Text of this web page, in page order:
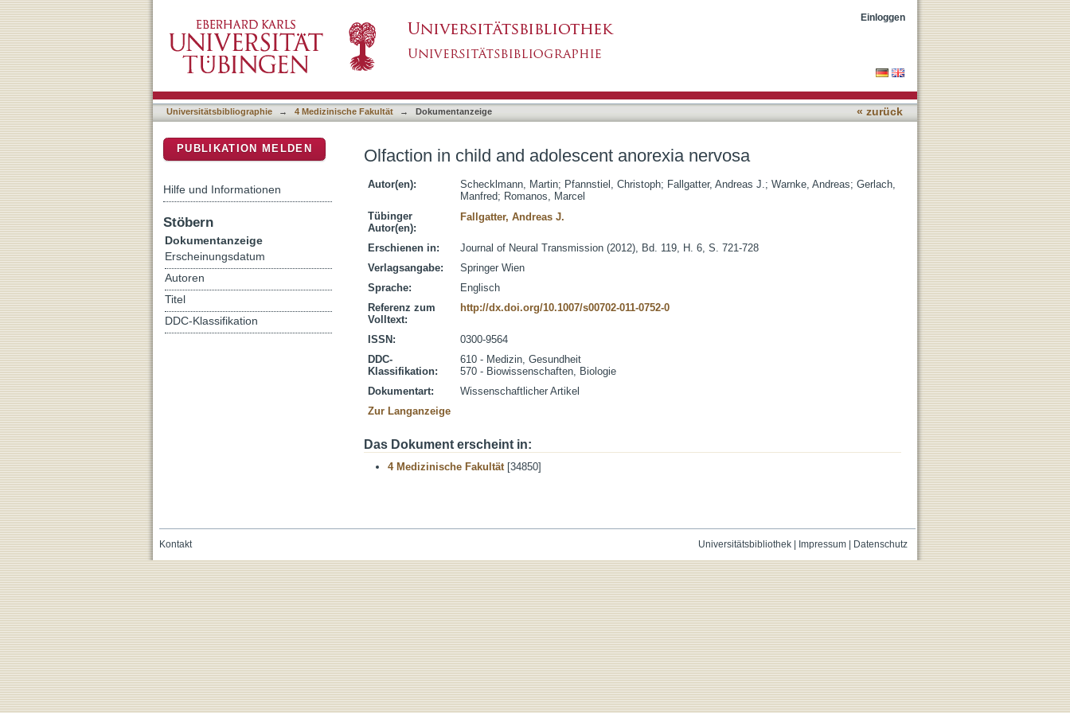
Einloggen
Universitätsbibliographie → 4 Medizinische Fakultät → Dokumentanzeige « zurück
Olfaction in child and adolescent anorexia nervosa
Autor(en): Schecklmann, Martin; Pfannstiel, Christoph; Fallgatter, Andreas J.; Warnke, Andreas; Gerlach,
Manfred; Romanos, Marcel
Tübinger
Autor(en):
Fallgatter, Andreas J.
Erschienen in:
Journal of Neural Transmission (2012), Bd. 119, H. 6, S. 721-728
Verlagsangabe:
Springer Wien
Sprache:
Englisch
Referenz zum
Volltext:
http://dx.doi.org/10.1007/s00702-011-0752-0
ISSN:
0300-9564
DDC-
Klassifikation:
610 - Medizin, Gesundheit
570 - Biowissenschaften, Biologie
Dokumentart:
Wissenschaftlicher Artikel
Zur Langanzeige
Das Dokument erscheint in:
4 Medizinische Fakultät[34850]
PUBLIKATION MELDEN
Hilfe und Informationen
Stöbern
Dokumentanzeige
Erscheinungsdatum
Autoren
Titel
DDC-Klassifikation
Universitätsbibliothek| Impressum| Datenschutz
Kontakt